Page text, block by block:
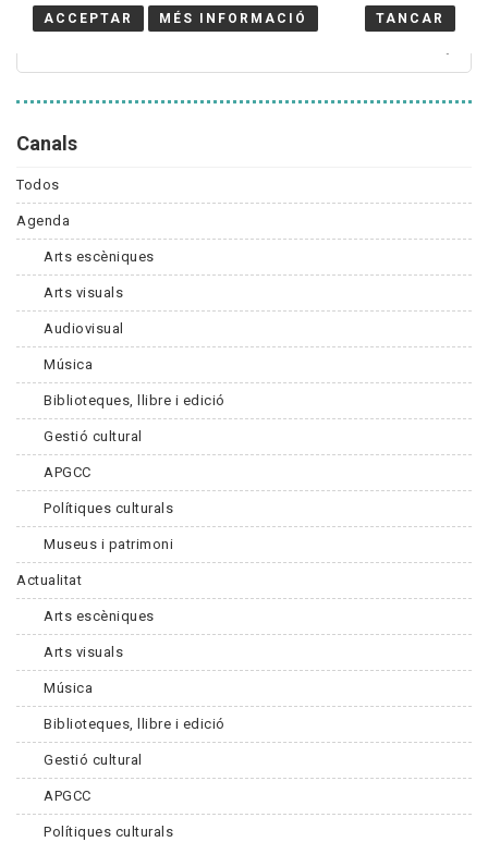
Canals
Todos
Agenda
Arts escèniques
Arts visuals
Audiovisual
Música
Biblioteques, llibre i edició
Gestió cultural
APGCC
Polítiques culturals
Museus i patrimoni
Actualitat
Arts escèniques
Arts visuals
Música
Biblioteques, llibre i edició
Gestió cultural
APGCC
Polítiques culturals
ACCEPTAR MÉS INFORMACIÓ TANCAR